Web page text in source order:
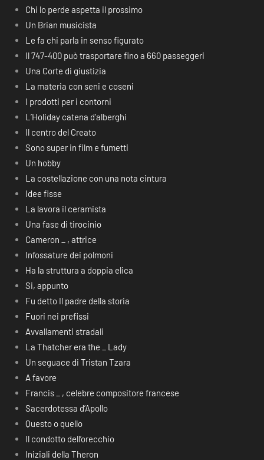
Chi lo perde aspetta il prossimo
Un Brian musicista
Le fa chi parla in senso figurato
Il 747-400 può trasportare fino a 660 passeggeri
Una Corte di giustizia
La materia con seni e coseni
I prodotti per i contorni
L’Holiday catena d’alberghi
Il centro del Creato
Sono super in film e fumetti
Un hobby
La costellazione con una nota cintura
Idee fisse
La lavora il ceramista
Una fase di tirocinio
Cameron _ , attrice
Infossature dei polmoni
Ha la struttura a doppia elica
Si, appunto
Fu detto Il padre della storia
Fuori nei prefissi
Avvallamenti stradali
La Thatcher era the _ Lady
Un seguace di Tristan Tzara
A favore
Francis _ , celebre compositore francese
Sacerdotessa d’Apollo
Questo o quello
Il condotto dell’orecchio
Iniziali della Theron